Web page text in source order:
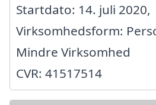
Startdato: 14. juli 2020,
Virksomhedsform:
Mindre Virksomhed
CVR: 41517514